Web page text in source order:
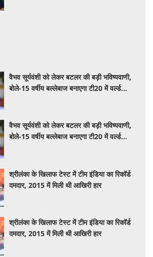
वैभव सूर्यवंशी को लेकर बटलर की बड़ी भविष्यवाणी,
बोले-15 वर्षीय बल्लेबाज बनाएगा टी20 में वर्ल्ड
वैभव सूर्यवंशी को लेकर बटलर की बड़ी भविष्यवाणी,
बोले-15 वर्षीय बल्लेबाज बनाएगा टी20 में वर्ल्ड
श्रीलंका के खिलाफ टेस्ट में टीम इंडिया का रिकॉर्ड
दमदार, 2015 में मिली थी आखिरी हार
श्रीलंका के खिलाफ टेस्ट में टीम इंडिया का रिकॉर्ड
दमदार, 2015 में मिली थी आखिरी हार